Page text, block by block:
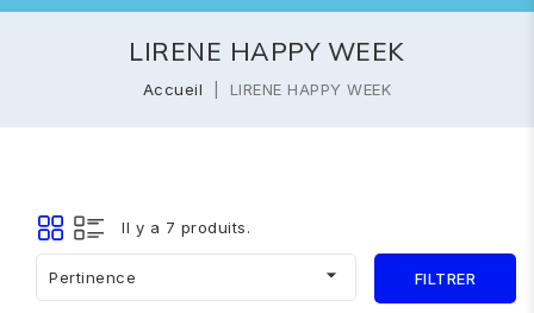
LIRENE HAPPY WEEK
Accueil LIRENE HAPPY WEEK
Il y a 7 produits.
Pertinence  FILTRER